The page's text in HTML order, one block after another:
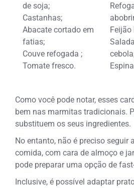
de soja;
Castanhas;
Abacate cortado em
fatias;
Couve refogada ;
Tomate fresco.
Feijão
Como você pode notar, esses
bem nas marmitas tradicionais.
substituem os seus ingredientes.
No entanto, não é preciso seguir
comida, com cara de almoço e
pode preparar uma opção de
Inclusive, é possível adaptar